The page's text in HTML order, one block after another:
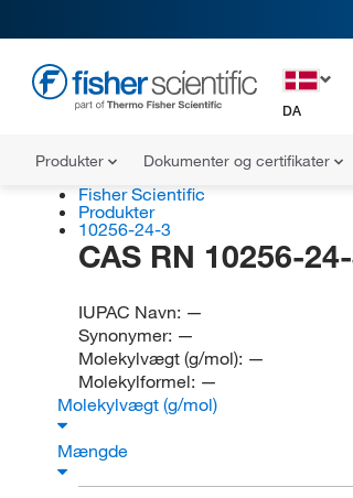
DA
Produkter Dokumenter og certifikater
Fisher Scientific
Produkter
10256-24-3
CAS RN 10256-
IUPAC Navn: —
Synonymer: —
Molekylvægt (g/mol): —
Molekylformel: —
Molekylvægt (g/mol)
Mængde